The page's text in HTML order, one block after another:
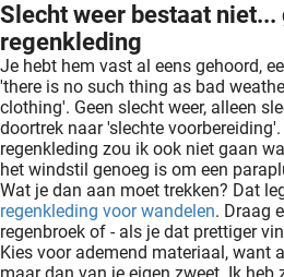
Slecht weer bestaat niet...
regenkleding
Je hebt hem vast al eens gehoord,
'there is no such thing as bad
clothing'. Geen slecht weer, alleen
doortrek naar 'slechte
regenkleding zou ik ook niet gaan
het windstil genoeg is om een
Wat je dan aan moet trekken? Dat
regenkleding voor wandelen. Draag
regenbroek of - als je dat prettiger
Kies voor ademend materiaal, want